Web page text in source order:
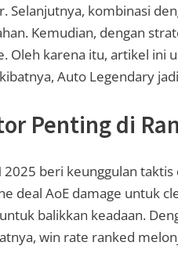
Selanjutnya, kombinasi
Kemudian, dengan
Oleh karena itu, artikel ini
Auto Legendary
Penting di
beri keunggulan taktis
deal AoE damage untuk
balikkan keadaan.
win rate ranked